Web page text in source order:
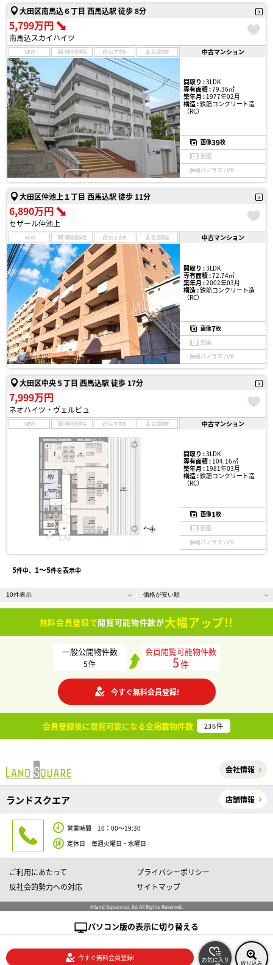
大田区南馬込６丁目 西馬込駅 徒歩 8分
5,799万円
南馬込スカイハイツ
NEW 現地見学会 おすすめ 会員限定 中古マンション
間取り :3LDK
専有面積 :79.36㎡
築年月 :1977年02月
構造 :鉄筋コンクリート造
（RC）
画像39枚
動画
パノラマ / VR
大田区仲池上１丁目 西馬込駅 徒歩 11分
6,890万円
セザール仲池上
NEW 現地見学会 おすすめ 会員限定 中古マンション
間取り :3LDK
専有面積 :72.74㎡
築年月 :2002年03月
構造 :鉄筋コンクリート造
（RC）
画像7枚
動画
パノラマ / VR
大田区中央５丁目 西馬込駅 徒歩 17分
7,999万円
ネオハイツ・ヴェルビュ
NEW 現地見学会 おすすめ 会員限定 中古マンション
間取り :3LDK
専有面積 :104.16㎡
築年月 :1981年03月
構造 :鉄筋コンクリート造
（RC）
画像1枚
動画
パノラマ / VR
5件中、 1〜5件を表示中
無料会員登録で閲覧可能物件数が大幅アップ!!
一般公開物件数
5件
会員閲覧可能物件数
5件
今すぐ無料会員登録!
会員登録後に閲覧可能になる全掲載物件数 236件
会社情報
ランドスクエア 店舗情報
営業時間 10：00～19:30
定休日 毎週火曜日・水曜日
ご利用にあたって
プライバシーポリシー
反社会的勢力への対応
サイトマップ
©land Square co, ltd All Rights Reserved.
パソコン版の表示に切り替える
今すぐ無料会員登録! お気に入り 絞り込み